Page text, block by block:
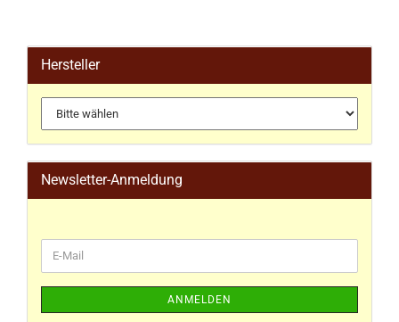
Hersteller
Newsletter-Anmeldung
ANMELDEN